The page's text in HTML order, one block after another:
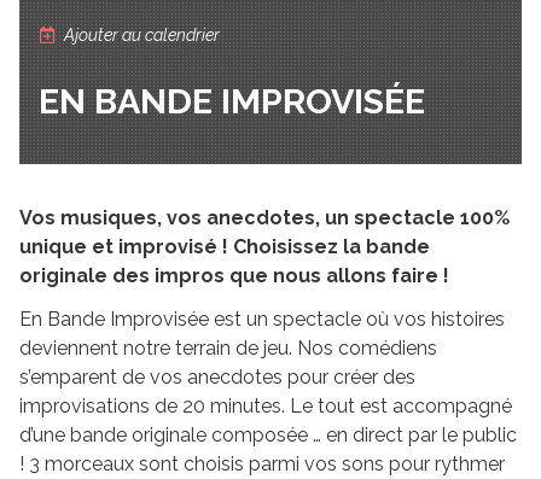
Ajouter au calendrier
EN BANDE IMPROVISÉE
Vos musiques, vos anecdotes, un spectacle 100%
unique et improvisé ! Choisissez la bande
originale des impros que nous allons faire !
En Bande Improvisée est un spectacle où vos histoires
deviennent notre terrain de jeu. Nos comédiens
s’emparent de vos anecdotes pour créer des
improvisations de 20 minutes. Le tout est accompagné
d’une bande originale composée … en direct par le public
! 3 morceaux sont choisis parmi vos sons pour rythmer